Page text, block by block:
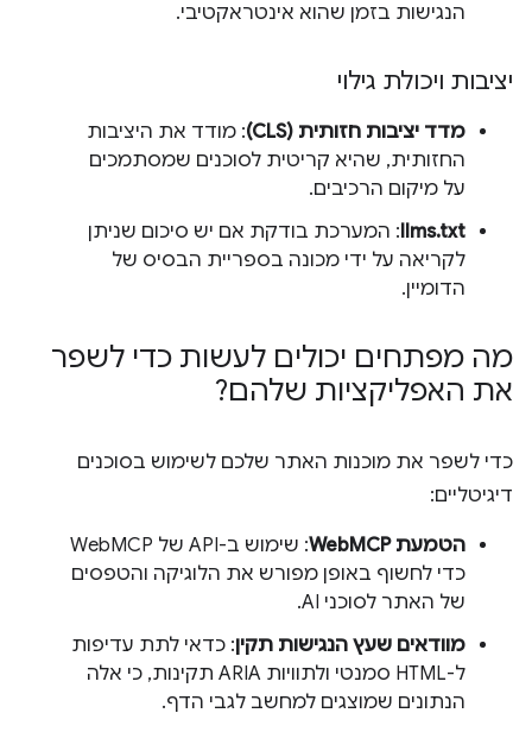
הנגישות בזמן שהוא אינטראקטיבי.
יציבות ויכולת גילוי
מדד יציבות חזותית (CLS)
: מודד את היציבות
החזותית, שהיא קריטית לסוכנים שמסתמכים
על מיקום הרכיבים.
llms.txt: המערכת בודקת אם יש סיכום שניתן
לקריאה על ידי מכונה בספריית הבסיס של
הדומיין.
מה מפתחים יכולים לעשות כדי לשפר
את האפליקציות שלהם?
כדי לשפר את מוכנות האתר שלכם לשימוש בסוכנים
דיגיטליים:
הטמעת WebMCP
: שימוש ב-API של WebMCP
כדי לחשוף באופן מפורש את הלוגיקה והטפסים
של האתר לסוכני AI.
מוודאים שעץ הנגישות תקין: כדאי לתת עדיפות
ל-HTML סמנטי ולתוויות ARIA תקינות, כי אלה
הנתונים שמוצגים למחשב לגבי הדף.